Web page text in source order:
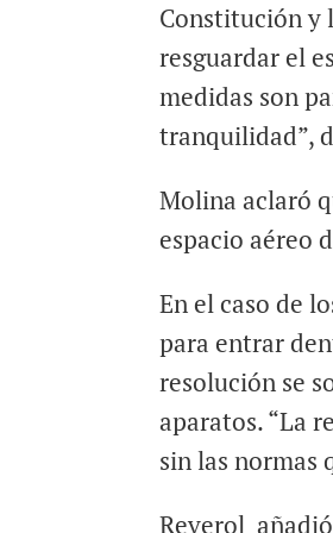
Constitución y
resguardar el
medidas son
tranquilidad”,
Molina aclaró
espacio aéreo
En el caso de
para entrar
resolución se
aparatos. “La
sin las normas
Reverol